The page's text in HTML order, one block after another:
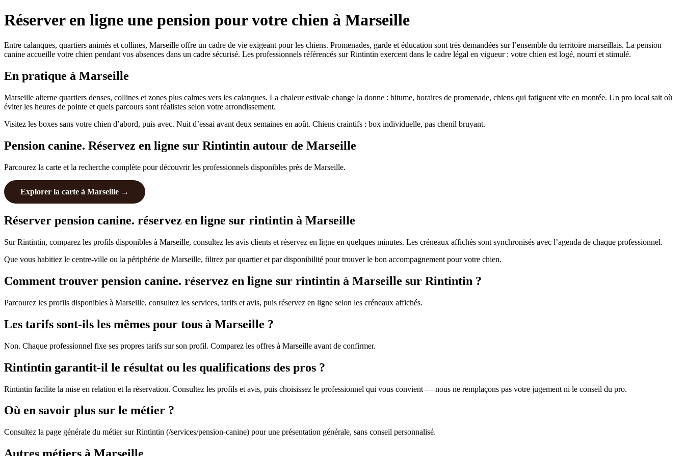
Réserver en ligne une pension pour votre chien à Marseille
Entre calanques, quartiers animés et collines, Marseille offre un cadre de vie exigeant pour les chiens. Promenades, garde et éducation sont très demandées sur l’ensemble du territoire marseillais. La pension
canine accueille votre chien pendant vos absences dans un cadre sécurisé. Les professionnels référencés sur Rintintin exercent dans le cadre légal en vigueur : votre chien est logé, nourri et stimulé.
En pratique à Marseille
Marseille alterne quartiers denses, collines et zones plus calmes vers les calanques. La chaleur estivale change la donne : bitume, horaires de promenade, chiens qui fatiguent vite en montée. Un pro local sait où
éviter les heures de pointe et quels parcours sont réalistes selon votre arrondissement.
Visitez les boxes sans votre chien d’abord, puis avec. Nuit d’essai avant deux semaines en août. Chiens craintifs : box individuelle, pas chenil bruyant.
Pension canine. Réservez en ligne sur Rintintin autour de Marseille
Parcourez la carte et la recherche complète pour découvrir les professionnels disponibles près de Marseille.
Explorer la carte à Marseille →
Réserver pension canine. réservez en ligne sur rintintin à Marseille
Sur Rintintin, comparez les profils disponibles à Marseille, consultez les avis clients et réservez en ligne en quelques minutes. Les créneaux affichés sont synchronisés avec l’agenda de chaque professionnel.
Que vous habitiez le centre-ville ou la périphérie de Marseille, filtrez par quartier et par disponibilité pour trouver le bon accompagnement pour votre chien.
Comment trouver pension canine. réservez en ligne sur rintintin à Marseille sur Rintintin ?
Parcourez les profils disponibles à Marseille, consultez les services, tarifs et avis, puis réservez en ligne selon les créneaux affichés.
Les tarifs sont-ils les mêmes pour tous à Marseille ?
Non. Chaque professionnel fixe ses propres tarifs sur son profil. Comparez les offres à Marseille avant de confirmer.
Rintintin garantit-il le résultat ou les qualifications des pros ?
Rintintin facilite la mise en relation et la réservation. Consultez les profils et avis, puis choisissez le professionnel qui vous convient — nous ne remplaçons pas votre jugement ni le conseil du pro.
Où en savoir plus sur le métier ?
Consultez la page générale du métier sur Rintintin (/services/pension-canine) pour une présentation générale, sans conseil personnalisé.